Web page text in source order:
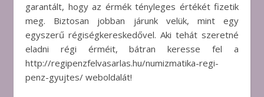
garantált, hogy az érmék tényleges értékét fizetik
meg. Biztosan jobban járunk velük, mint egy
egyszerű régiségkereskedővel. Aki tehát szeretné
eladni régi érméit, bátran keresse fel a
http://regipenzfelvasarlas.hu/numizmatika-regi-
penz-gyujtes/ weboldalát!